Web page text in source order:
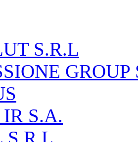
S.R.L
GROUP
S.A.